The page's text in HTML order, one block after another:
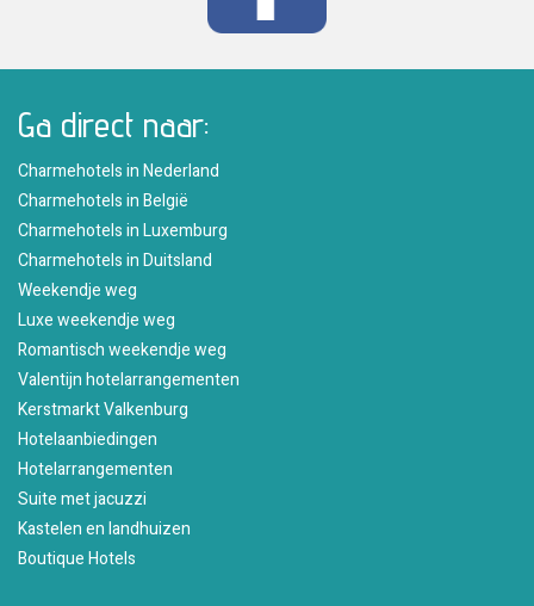
Ga direct naar:
Charmehotels in Nederland
Charmehotels in België
Charmehotels in Luxemburg
Charmehotels in Duitsland
Weekendje weg
Luxe weekendje weg
Romantisch weekendje weg
Valentijn hotelarrangementen
Kerstmarkt Valkenburg
Hotelaanbiedingen
Hotelarrangementen
Suite met jacuzzi
Kastelen en landhuizen
Boutique Hotels